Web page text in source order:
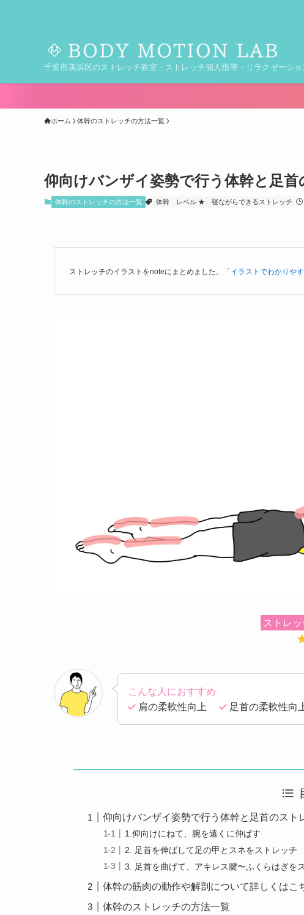
千葉市美浜区のストレッチ教室・ストレッチ個人指導・リラクゼーショ
ホーム 体幹のストレッチの方法一覧
仰向けバンザイ姿勢で行う体幹と足首
体幹のストレッチの方法一覧 体幹 レベル ★ 寝ながらできるストレッチ
ストレッチのイラストをnoteにまとめました。 「イラストでわかりや
ストレ
こんな人におすすめ
肩の柔軟性向上
足首の柔軟性向
仰向けバンザイ姿勢で行う体幹と足首のスト
1.仰向けにねて、腕を遠くに伸ばす
2. 足首を伸ばして足の甲とスネをストレッチ
3. 足首を曲げて、アキレス腱〜ふくらはぎを
体幹の筋肉の動作や解剖について詳しくはこ
体幹のストレッチの方法一覧